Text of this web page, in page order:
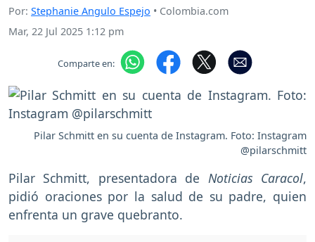
Por: Stephanie Angulo Espejo • Colombia.com
Mar, 22 Jul 2025 1:12 pm
Comparte en:
Pilar Schmitt en su cuenta de Instagram. Foto: Instagram
@pilarschmitt
Pilar Schmitt, presentadora de Noticias Caracol,
pidió oraciones por la salud de su padre, quien
enfrenta un grave quebranto.